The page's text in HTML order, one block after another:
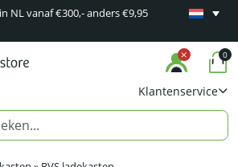
NL vanaf €300,- anders €9,95
Minimaal
Klantenservice
0